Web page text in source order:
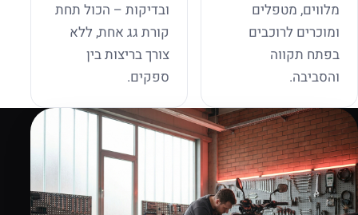
מלווים, מטפלים
ומוכרים לרוכבים
בפתח תקווה
והסביבה.
ובדיקות – הכול תחת
קורת גג אחת, ללא
צורך בריצות בין
ספקים.